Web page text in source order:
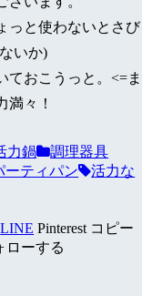
っと使わないとさび
いか)
ておこうっと。<=ま
満々！
力鍋
調理器具
ーティパン
活力な
LINE Pinterest コピー
ローする